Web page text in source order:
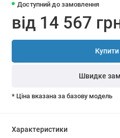
Доступний до замовлення
від 14 567
Купити
Швидке
* Ціна вказана за базову модель
Характеристики